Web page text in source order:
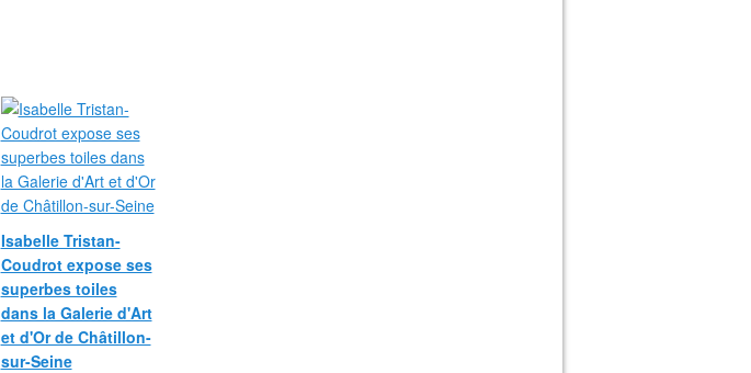
Isabelle Tristan-
Coudrot expose ses
superbes toiles
dans la Galerie d'Art
et d'Or de Châtillon-
sur-Seine